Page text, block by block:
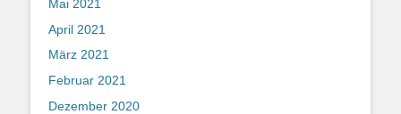
Mai 2021
April 2021
März 2021
Februar 2021
Dezember 2020